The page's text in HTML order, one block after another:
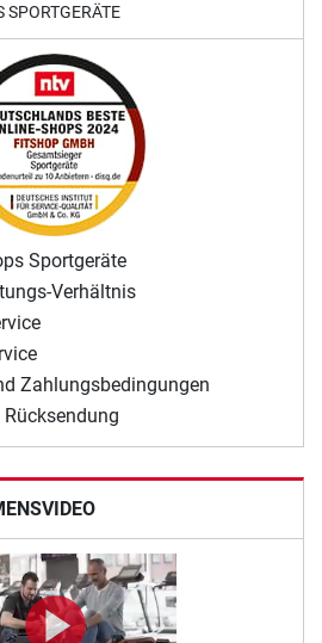
SPORTGERÄTE
Sportgeräte
Verhältnis
Zahlungsbedingungen